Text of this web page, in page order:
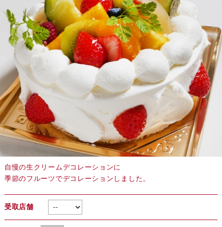
自慢の生クリームデコレーションに
季節のフルーツでデコレーションしました。
受取店舗